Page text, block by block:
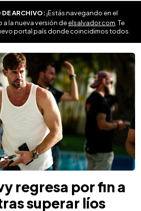
ARCHIVO:¡Estás navegando en el
a la nueva versión deelsalvador.com . Te
portal país donde coincidimos todos.
regresa por fin a
superar líos